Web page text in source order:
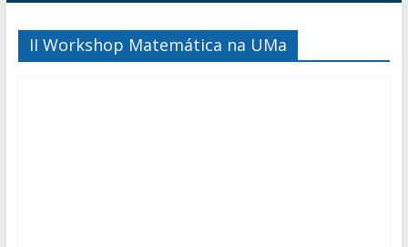
II Workshop Matemática na UMa